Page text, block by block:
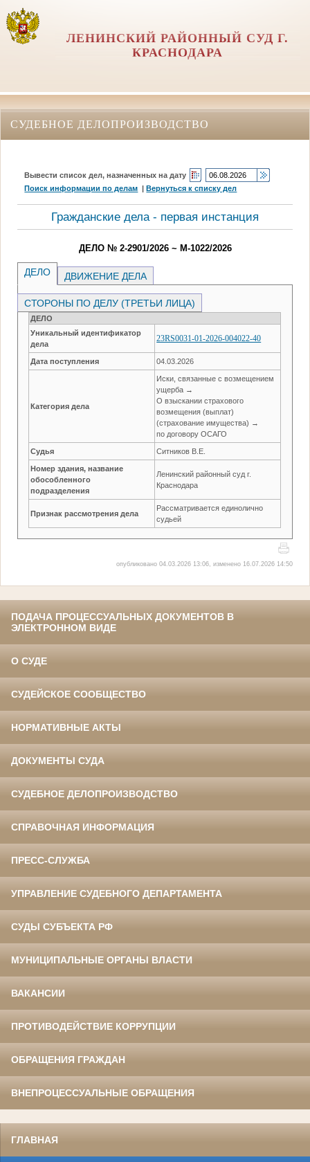
ЛЕНИНСКИЙ РАЙОННЫЙ СУД Г.
КРАСНОДАРА
СУДЕБНОЕ ДЕЛОПРОИЗВОДСТВО
Вывести список дел, назначенных на дату
Поиск информации по делам |Вернуться к списку дел
Гражданские дела - первая инстанция
ДЕЛО № 2-2901/2026 ~ М-1022/2026
ДЕЛО ДВИЖЕНИЕ ДЕЛА
СТОРОНЫ ПО ДЕЛУ (ТРЕТЬИ ЛИЦА)
ДЕЛО
Уникальный идентификатор
дела
23RS0031-01-2026-004022-40
Дата поступления 04.03.2026
Категория дела
Иски, связанные с возмещением
ущерба →
О взыскании страхового
возмещения (выплат)
(страхование имущества) →
по договору ОСАГО
Судья Ситников В.Е.
Номер здания, название
обособленного
подразделения
Ленинский районный суд г.
Краснодара
Признак рассмотрения дела
Рассматривается единолично
судьей
опубликовано 04.03.2026 13:06, изменено 16.07.2026 14:50
ПОДАЧА ПРОЦЕССУАЛЬНЫХ ДОКУМЕНТОВ В
ЭЛЕКТРОННОМ ВИДЕ
О СУДЕ
СУДЕЙСКОЕ СООБЩЕСТВО
НОРМАТИВНЫЕ АКТЫ
ДОКУМЕНТЫ СУДА
СУДЕБНОЕ ДЕЛОПРОИЗВОДСТВО
СПРАВОЧНАЯ ИНФОРМАЦИЯ
ПРЕСС-СЛУЖБА
УПРАВЛЕНИЕ СУДЕБНОГО ДЕПАРТАМЕНТА
СУДЫ СУБЪЕКТА РФ
МУНИЦИПАЛЬНЫЕ ОРГАНЫ ВЛАСТИ
ВАКАНСИИ
ПРОТИВОДЕЙСТВИЕ КОРРУПЦИИ
ОБРАЩЕНИЯ ГРАЖДАН
ВНЕПРОЦЕССУАЛЬНЫЕ ОБРАЩЕНИЯ
ГЛАВНАЯ